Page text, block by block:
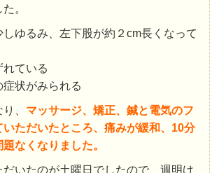
。
ゆるみ、左下股が約２cm長くなって
ている
状がみられる
、 マッサージ、矯正、鍼と電気のフ
いただいたところ、痛みが緩和、10分
なくなりました。
だいたのが土曜日でしたので、週明け